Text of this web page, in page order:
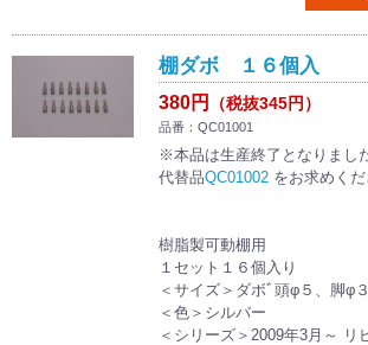
棚ダボ １６個入
380円 （税抜345円）
品番：QC01001
※本品は生産終了となりました
代替品QC01002をお求めくだ
樹脂製可動棚用
１セット１６個入り
＜サイズ＞ダボﾞ頭φ５、脚φ
＜色＞シルバー
＜シリーズ＞2009年3月～ リ